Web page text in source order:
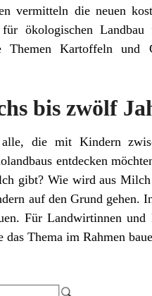
vermitteln die neuen
für ökologischen
Themen Kartoffeln und
bis zwölf
die mit Kindern
entdecken
gibt? Wie wird aus
auf den Grund gehen.
Für Landwirtinnen
Thema im Rahmen